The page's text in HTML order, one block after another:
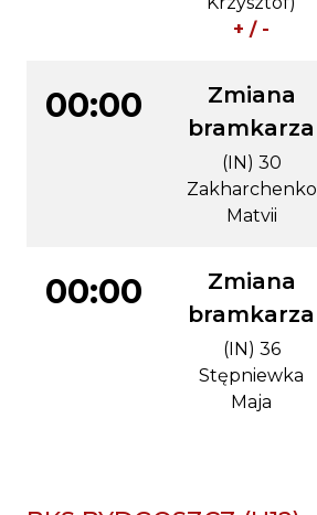
+ / -
00:00
Zmiana
bramkarza
(IN) 30
Zakharchenko
Matvii
00:00
Zmiana
bramkarza
(IN) 36
Stępniewka
Maja